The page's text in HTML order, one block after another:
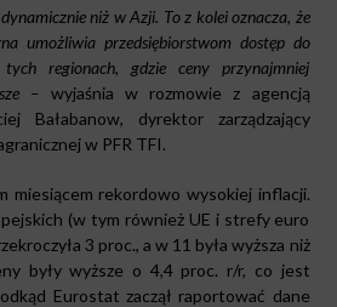
niż w Azji. To z kolei oznacza, że
umożliwia przedsiębiorstwom dostęp do
regionach, gdzie ceny przynajmniej
– wyjaśnia w rozmowie z agencją
Bałabanow, dyrektor zarządzający
w PFR TFI.
miesiącem rekordowo wysokiej inflacji.
(w tym również UE i strefy euro
3 proc., a w 11 była wyższa niż
były wyższe o 4,4 proc. r/r, co jest
Eurostat zaczął raportować dane